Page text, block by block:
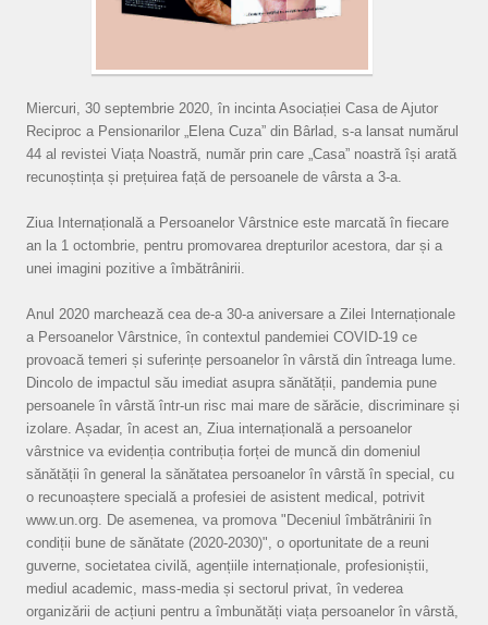
Miercuri, 30 septembrie 2020, în incinta Asociației Casa de Ajutor
Reciproc a Pensionarilor „Elena Cuza” din Bârlad, s-a lansat numărul
44 al revistei Viața Noastră, număr prin care „Casa” noastră își arată
recunoștința și prețuirea față de persoanele de vârsta a 3-a.
Ziua Internațională a Persoanelor Vârstnice este marcată în fiecare
an la 1 octombrie, pentru promovarea drepturilor acestora, dar și a
unei imagini pozitive a îmbătrânirii.
Anul 2020 marchează cea de-a 30-a aniversare a Zilei Internaționale
a Persoanelor Vârstnice, în contextul pandemiei COVID-19 ce
provoacă temeri și suferințe persoanelor în vârstă din întreaga lume.
Dincolo de impactul său imediat asupra sănătății, pandemia pune
persoanele în vârstă într-un risc mai mare de sărăcie, discriminare și
izolare. Așadar, în acest an, Ziua internațională a persoanelor
vârstnice va evidenția contribuția forței de muncă din domeniul
sănătății în general la sănătatea persoanelor în vârstă în special, cu
o recunoaștere specială a profesiei de asistent medical, potrivit
www.un.org. De asemenea, va promova "Deceniul îmbătrânirii în
condiții bune de sănătate (2020-2030)", o oportunitate de a reuni
guverne, societatea civilă, agențiile internaționale, profesioniștii,
mediul academic, mass-media și sectorul privat, în vederea
organizării de acțiuni pentru a îmbunătăți viața persoanelor în vârstă,